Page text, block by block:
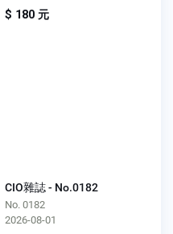
$ 180 元
CIO雜誌 - No.0182
No. 0182
2026-08-01